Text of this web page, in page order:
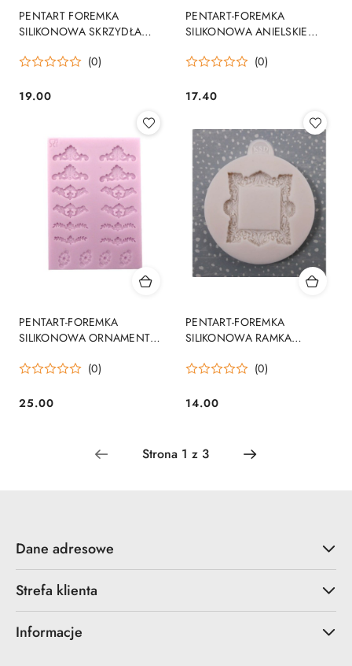
PENTART FOREMKA
SILIKONOWA SKRZYDŁA
(0)
Cena:
19.00
PENTART-FOREMKA
SILIKONOWA ANIELSKIE
(0)
Cena:
17.40
PENTART-FOREMKA
SILIKONOWA ORNAMENTY
819]
(0)
Cena:
25.00
PENTART-FOREMKA
SILIKONOWA RAMKA
[510-752]
(0)
Cena:
14.00
Dane adresowe
Strefa klienta
Informacje